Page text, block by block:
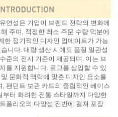
연성은 기업이 브랜드 전략의 변화에
주며, 적정한 최소 주문 수량 덕분에
한 정기적인 디자인 업데이트가 가능
니다. 대량 생산 시에도 품질 일관성
준의 전시 기준이 제공되며, 이는 브
를 지원합니다. 로고를 삽입할 수 있
문화적 맥락에 맞춘 디자인 요소를
펜던트 보관 카드의 중립적인 베이스
터 화려한 전통 스타일까지 다양한
폴리오의 다양성 전반에 걸쳐 포장